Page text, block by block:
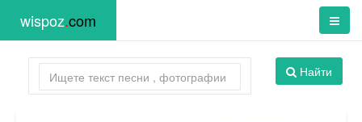
wispoz.com
Найти